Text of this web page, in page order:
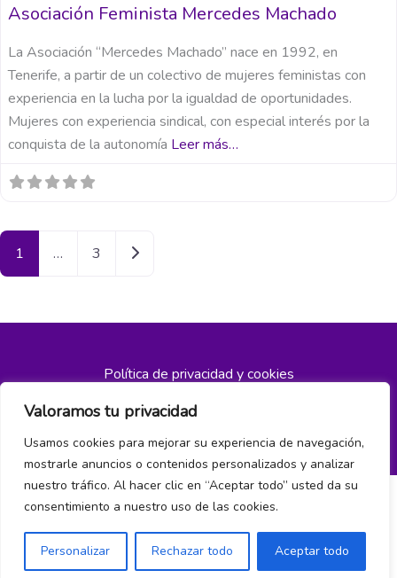
Valoramos tu privacidad
Usamos cookies para mejorar su experiencia de navegación,
mostrarle anuncios o contenidos personalizados y analizar
nuestro tráfico. Al hacer clic en “Aceptar todo” usted da su
consentimiento a nuestro uso de las cookies.
Personalizar Rechazar todo Aceptar todo
Asociación Feminista Mercedes Machado
La Asociación “Mercedes Machado” nace en 1992, en
Tenerife, a partir de un colectivo de mujeres feministas con
experiencia en la lucha por la igualdad de oportunidades.
Mujeres con experiencia sindical, con especial interés por la
conquista de la autonomía Leer más…
1 … 3 Entradas anteriores
Política de privacidad y cookies
¿Hablamos?